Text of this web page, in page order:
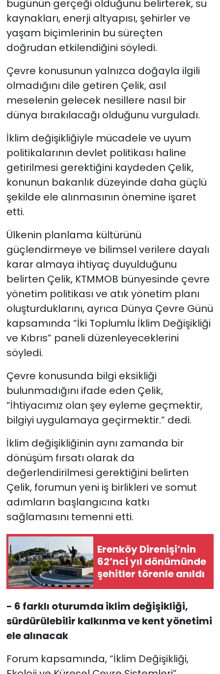
bugünün gerçeği olduğunu belirterek, su
kaynakları, enerji altyapısı, şehirler ve
yaşam biçimlerinin bu süreçten
doğrudan etkilendiğini söyledi.
Çevre konusunun yalnızca doğayla ilgili
olmadığını dile getiren Çelik, asıl
meselenin gelecek nesillere nasıl bir
dünya bırakılacağı olduğunu vurguladı.
İklim değişikliğiyle mücadele ve uyum
politikalarının devlet politikası haline
getirilmesi gerektiğini kaydeden Çelik,
konunun bakanlık düzeyinde daha güçlü
şekilde ele alınmasının önemine işaret
etti.
Ülkenin planlama kültürünü
güçlendirmeye ve bilimsel verilere dayalı
karar almaya ihtiyaç duyulduğunu
belirten Çelik, KTMMOB bünyesinde çevre
yönetim politikası ve atık yönetim planı
oluşturduklarını, ayrıca Dünya Çevre Günü
kapsamında “İki Toplumlu İklim Değişikliği
ve Kıbrıs” paneli düzenleyeceklerini
söyledi.
Çevre konusunda bilgi eksikliği
bulunmadığını ifade eden Çelik,
“İhtiyacımız olan şey eyleme geçmektir,
bilgiyi uygulamaya geçirmektir.” dedi.
İklim değişikliğinin aynı zamanda bir
dönüşüm fırsatı olarak da
değerlendirilmesi gerektiğini belirten
Çelik, forumun yeni iş birlikleri ve somut
adımların başlangıcına katkı
sağlamasını temenni etti.
Erenköy Direnişi’nin
62’nci yıl dönümünde
şehitler törenle anıldı
- 6 farklı oturumda iklim değişikliği,
sürdürülebilir kalkınma ve kent yönetimi
ele alınacak
Forum kapsamında, “İklim Değişikliği,